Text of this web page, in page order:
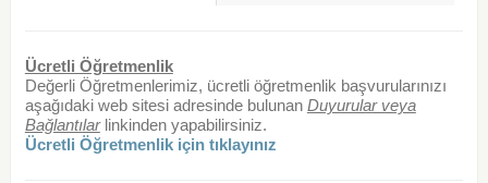
Ücretli Öğretmenlik
Değerli Öğretmenlerimiz, ücretli öğretmenlik başvurularınızı
aşağıdaki web sitesi adresinde bulunan Duyurular veya
Bağlantılarlinkinden yapabilirsiniz.
Ücretli Öğretmenlik için tıklayınız